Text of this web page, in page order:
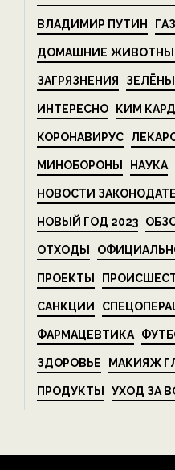
ВЛАДИМИР ПУТИН ГАЗ
ДОМАШНИЕ
ЗАГРЯЗНЕНИЯ
ИНТЕРЕСНО КИМ
КОРОНАВИРУС
МИНОБОРОНЫ НАУКА
НОВОСТИ
НОВЫЙ ГОД 2023
ОТХОДЫ
ПРОЕКТЫ
САНКЦИИ
ФАРМАЦЕВТИКА
ЗДОРОВЬЕ МАКИЯЖ
ПРОДУКТЫ УХОД ЗА